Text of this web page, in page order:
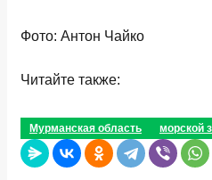
Фото: Антон Чайко
Читайте также:
Мурманская область морской